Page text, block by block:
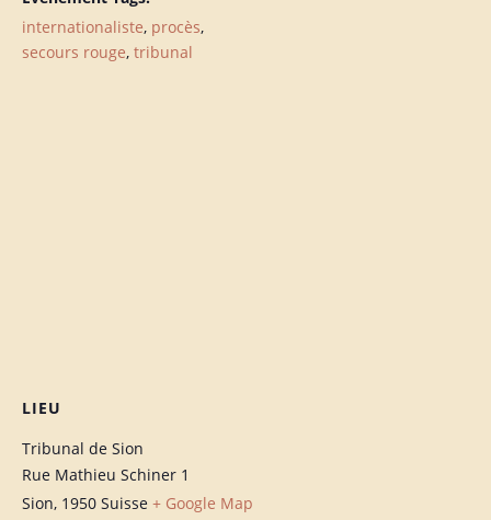
internationaliste, procès,
secours rouge, tribunal
LIEU
Tribunal de Sion
Rue Mathieu Schiner 1
Sion, 1950 Suisse + Google Map